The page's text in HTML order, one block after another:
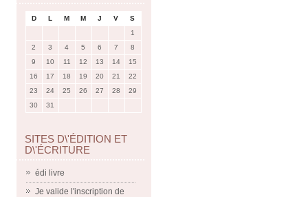
D L M M J V
S
1
2
3 4 5 6 7
8
9
10 11 12 13 14
15
16
17 18 19 20 21
22
23
24 25 26 27 28
29
30
31
SITES D\'ÉDITION ET
D\'ÉCRITURE
édi livre
Je valide l'inscription de